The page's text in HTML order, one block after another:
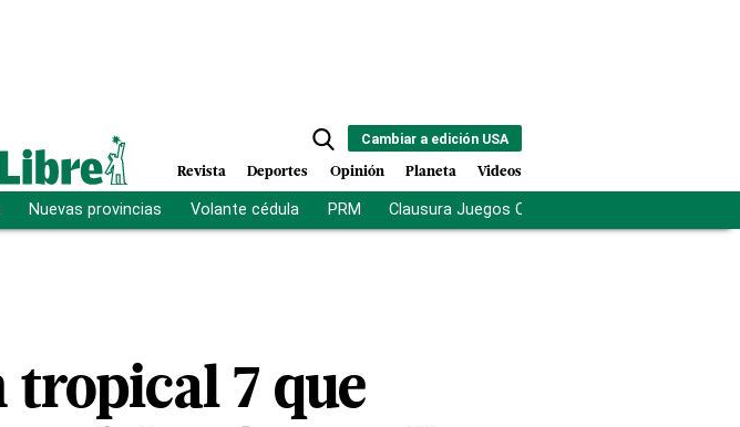
Cambiar a edición USA
Revista Deportes Opinión Planeta Videos
Nuevas provincias Volante cédula PRM Clausura Juegos Centroamericanos
tropical 7 que